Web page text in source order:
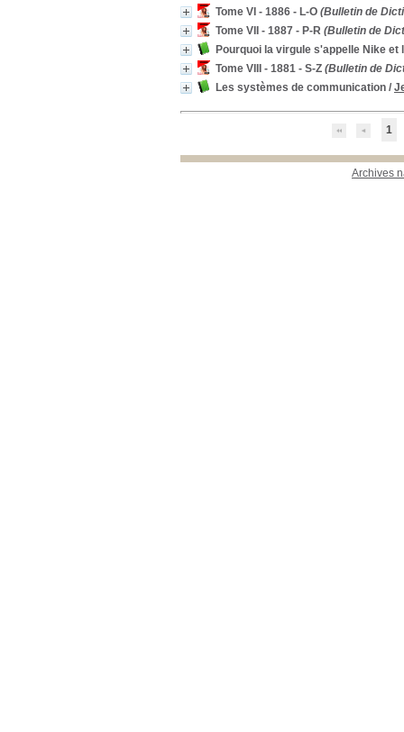
Tome VI - 1886 - L-O (Bulletin de
Tome VII - 1887 - P-R (Bulletin de
Pourquoi la virgule s'appelle Nike et
Tome VIII - 1881 - S-Z (Bulletin de
Les systèmes de communication /
1
Archives